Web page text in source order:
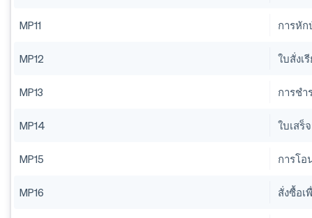
MP11 การหั
MP12 ใบสั่งเ
MP13 การชํา
MP14 ใบเสร็
MP15 การโ
MP16 สั่งซื้อเ